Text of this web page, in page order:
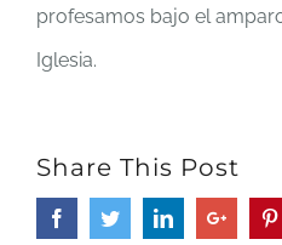
profesamos bajo el
Iglesia.
Share This Post
FacebookTwitterLinkedInGoogle+